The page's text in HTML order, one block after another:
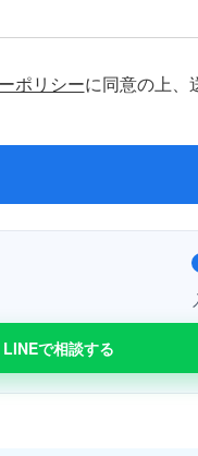
ポリシーに同意の上、
LINEで相談する